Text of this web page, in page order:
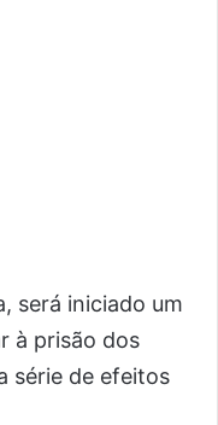
será iniciado um
à prisão dos
série de efeitos